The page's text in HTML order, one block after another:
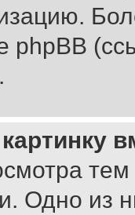
phpBB
Одно из